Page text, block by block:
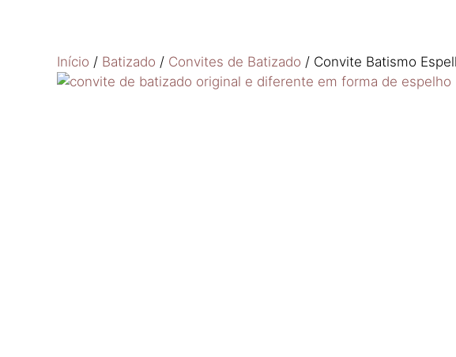
Início / Batizado / Convites de Batizado / Convite Batismo